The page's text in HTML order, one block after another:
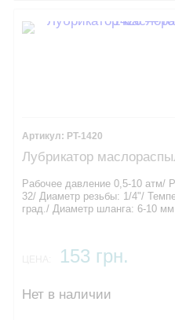
PT-1420
Лубрикатор
Рабочее давление ​0,5-10 атм/
32/ Диаметр резьбы: 1/4"/
град./ Диаметр шланга: 6-10 мм ​
153 грн.
Нет в наличии